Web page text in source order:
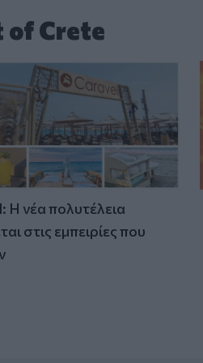
of Crete
Η νέα πολυτέλεια
στις εμπειρίες που